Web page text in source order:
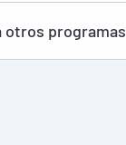
otros programas